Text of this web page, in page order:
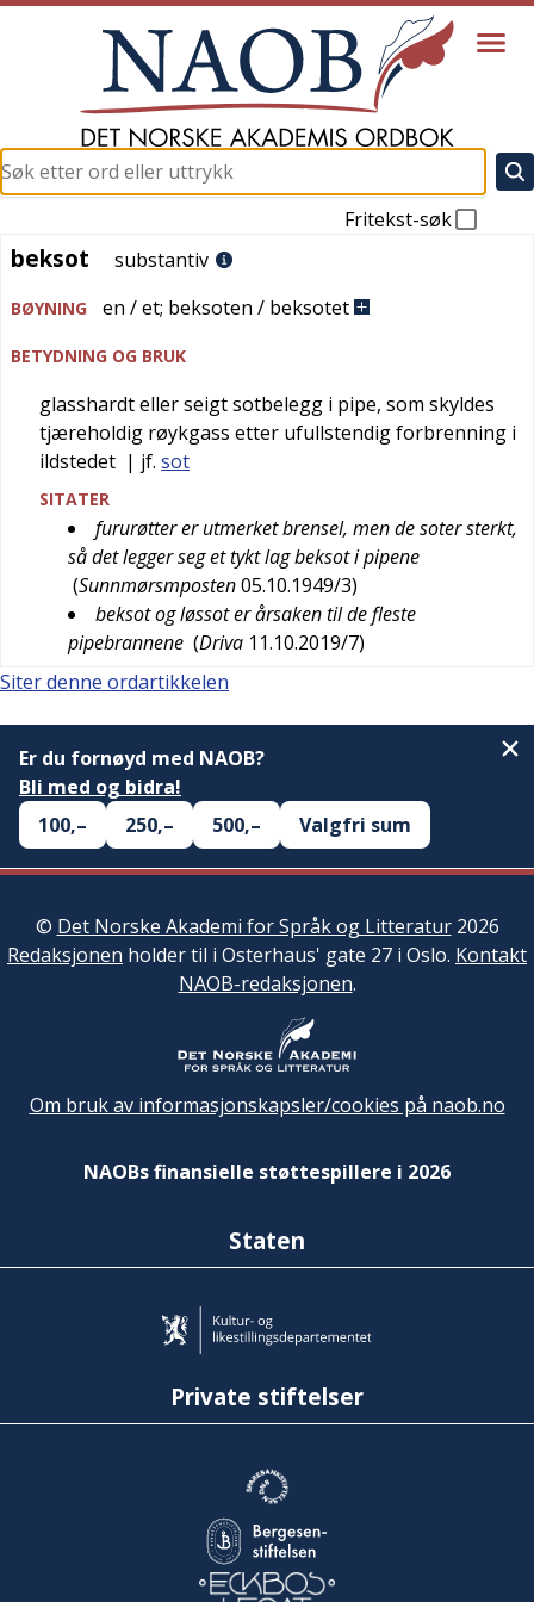
Fritekst-søk
beksot
beksot substantiv
BØYNING en / et; beksoten / beksotet
BETYDNING OG BRUK
glasshardt eller seigt sotbelegg i pipe, som skyldes
tjæreholdig røykgass etter ufullstendig forbrenning i
ildstedet | jf. sot
SITATER
fururøtter er utmerket brensel, men de soter sterkt,
så det legger seg et tykt lag beksot i pipene
(Sunnmørsmposten05.10.1949/3)
beksot og løssot er årsaken til de fleste
pipebrannene (Driva 11.10.2019/7)
Siter denne ordartikkelen
Er du fornøyd med NAOB?
Bli med og bidra!
100,–
250,– 500,– Valgfri sum
© Det Norske Akademi for Språk og Litteratur2026
Redaksjonen holder til i Osterhaus' gate 27 i Oslo. Kontakt
NAOB-redaksjonen.
Om bruk av informasjonskapsler/cookies på naob.no
NAOBs finansielle støttespillere i 2026
Staten
Private stiftelser